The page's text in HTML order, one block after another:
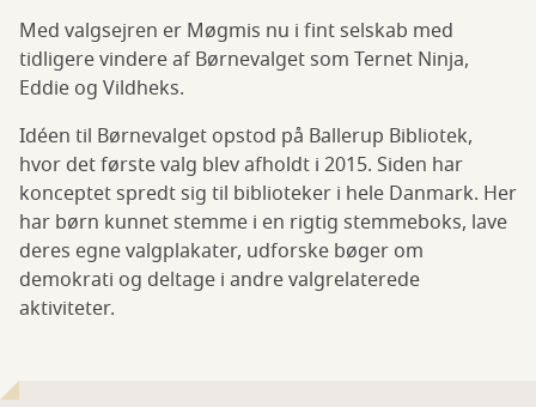
Med valgsejren er Møgmis nu i fint selskab med
tidligere vindere af Børnevalget som Ternet Ninja,
Eddie og Vildheks.
Idéen til Børnevalget opstod på Ballerup Bibliotek,
hvor det første valg blev afholdt i 2015. Siden har
konceptet spredt sig til biblioteker i hele Danmark. Her
har børn kunnet stemme i en rigtig stemmeboks, lave
deres egne valgplakater, udforske bøger om
demokrati og deltage i andre valgrelaterede
aktiviteter.